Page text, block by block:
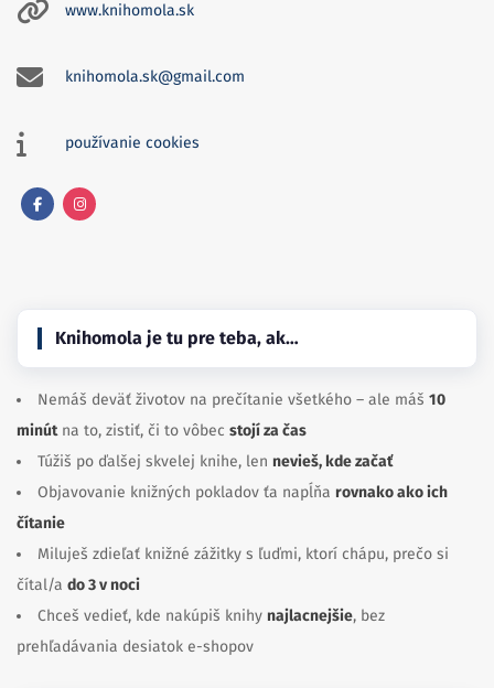
www.knihomola.sk
knihomola.sk@gmail.com
používanie cookies
Knihomola je tu pre teba, ak…
Nemáš deväť životov na prečítanie všetkého – ale máš 10
minútna to, zistiť, či to vôbec stojí za čas
Túžiš po ďalšej skvelej knihe, len nevieš, kde začať
Objavovanie knižných pokladov ťa napĺňa rovnako ako ich
čítanie
Miluješ zdieľať knižné zážitky s ľuďmi, ktorí chápu, prečo si
čítal/a do 3 v noci
Chceš vedieť, kde nakúpiš knihy najlacnejšie, bez
prehľadávania desiatok e-shopov